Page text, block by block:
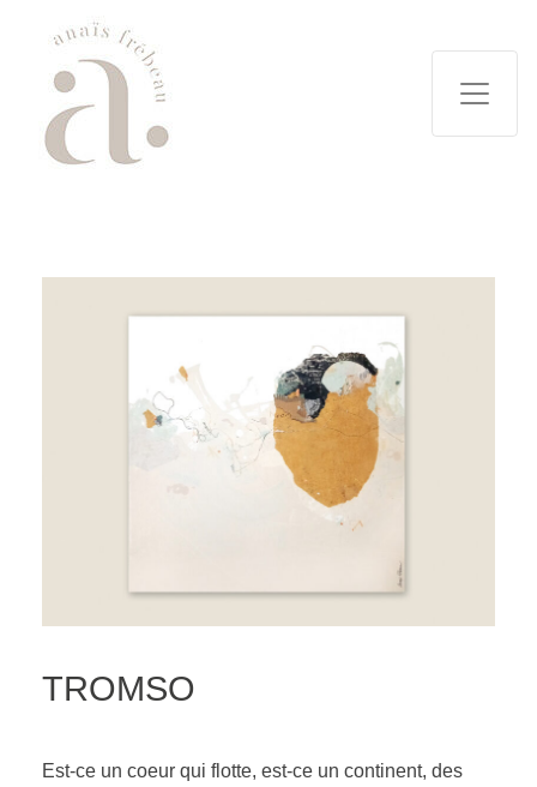
TROMSO
Est-ce un coeur qui flotte, est-ce un continent, des